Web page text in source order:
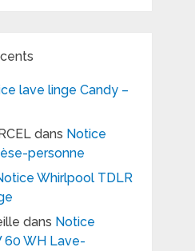
lave linge Candy –
dans Notice
personne
Whirlpool TDLR
dans Notice
60 WH Lave-